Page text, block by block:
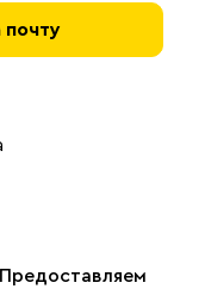
почту
Предоставляем